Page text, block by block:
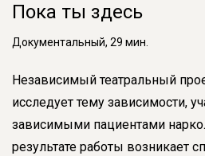
Пока ты здесь
Документальный, 29 мин.
Независимый театральный
исследует тему зависимости,
зависимыми пациентами
результате работы возникает